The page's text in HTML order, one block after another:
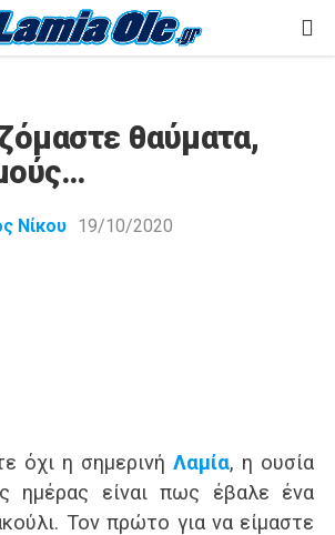
θαύματα,
Νίκου 19/10/2020
όχι η σημερινήΛαμία, η ουσία
ημέρας είναι πως έβαλε ένα
Τον πρώτο για να είμαστε